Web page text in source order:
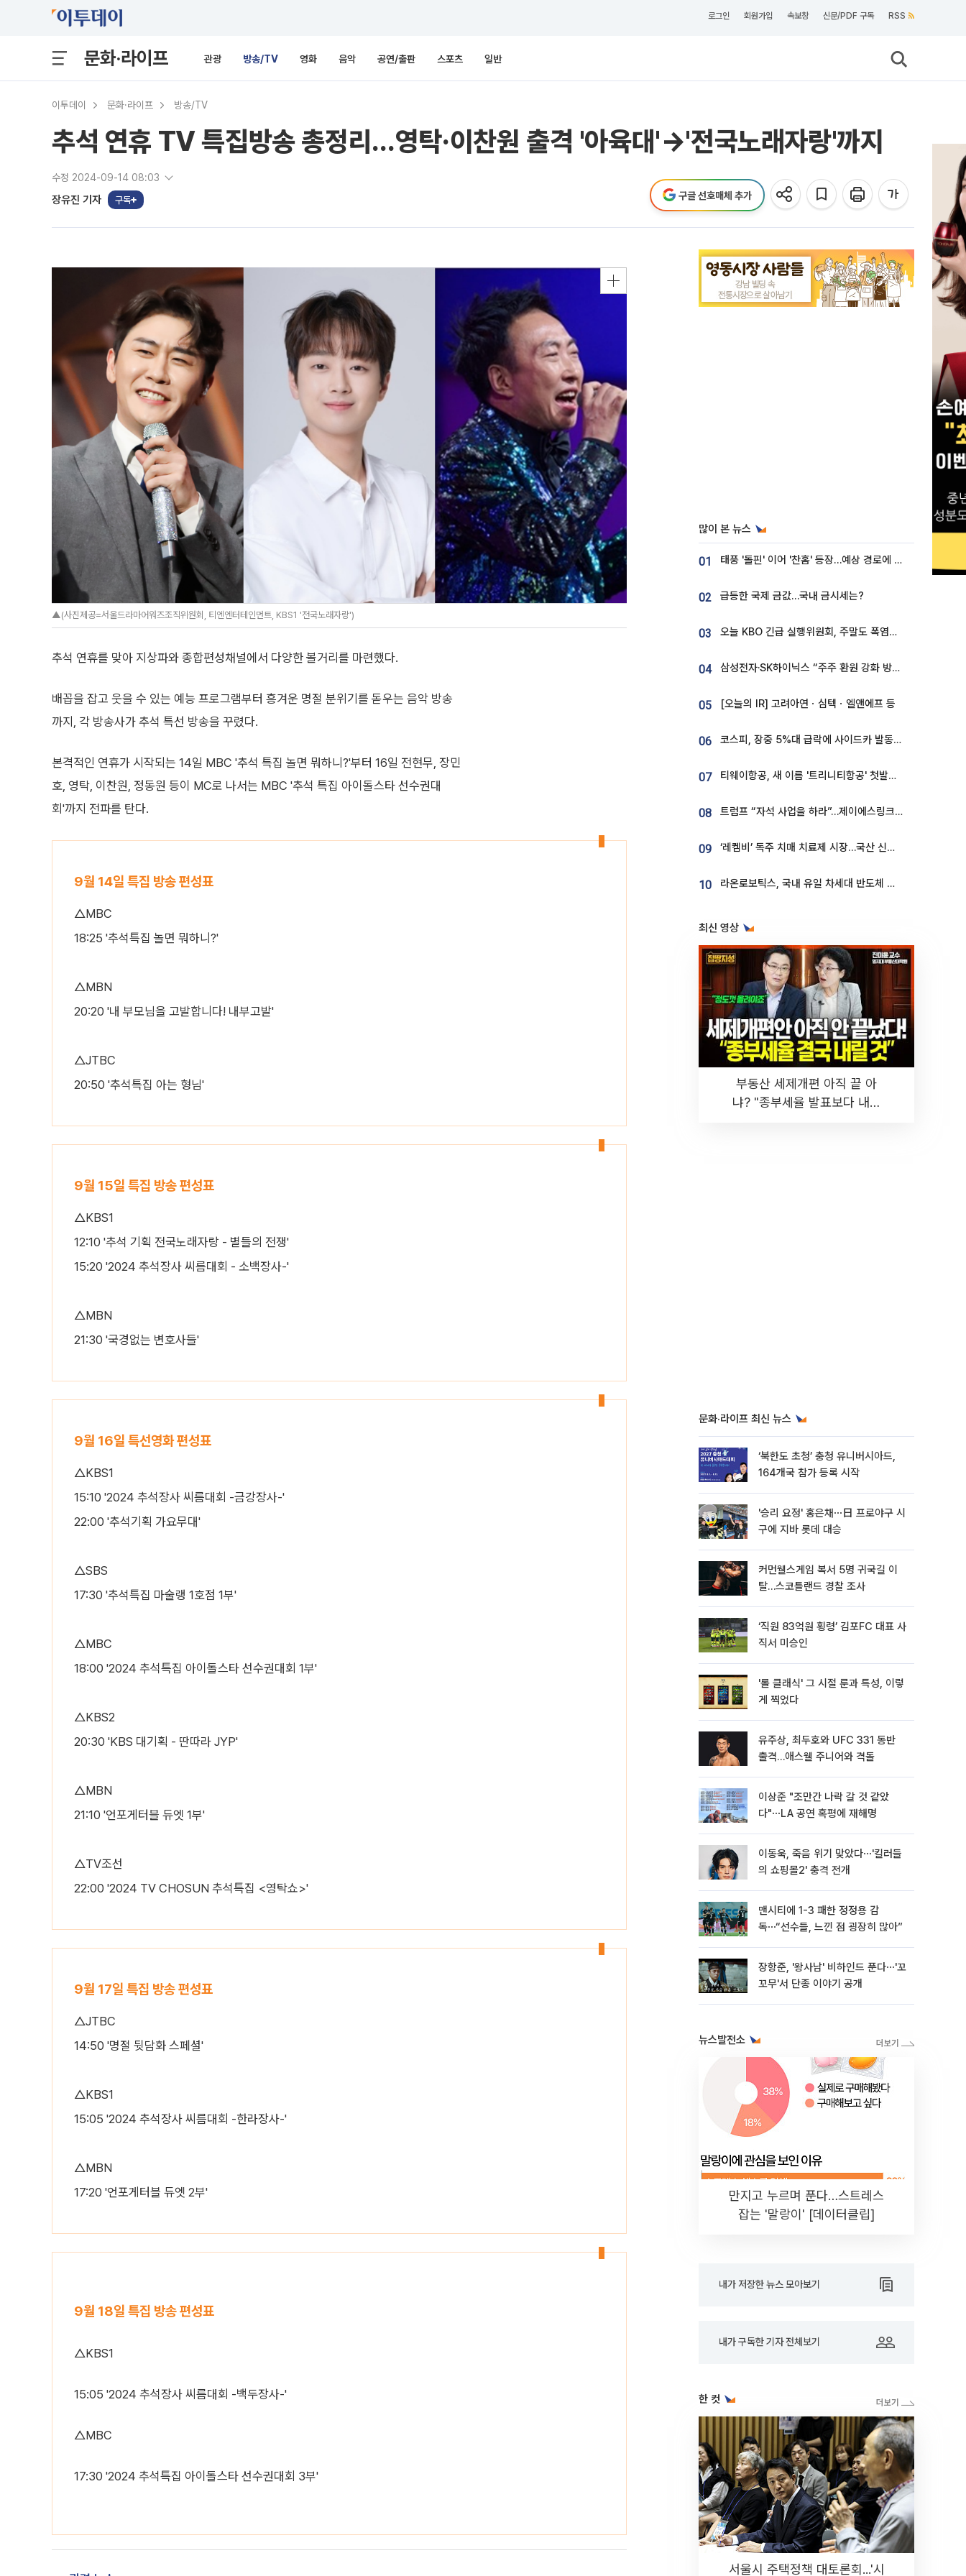
로그인 회원가입 속보창 신문/PDF 구독 RSS
문화·라이프 관광 방송/TV 영화 음악 공연/출판 스포츠 일반
이투데이 문화·라이프 방송/TV
추석 연휴 TV 특집방송 총정리…영탁·이찬원 출격 '아육대'→'전국노래자랑'까지
수정 2024-09-14 08:03
장유진 기자 구독 구글 선호매체 추가
▲(사진제공=서울드라마어워즈조직위원회, 티엔엔터테인먼트, KBS1 '전국노래자랑')
추석 연휴를 맞아 지상파와 종합편성채널에서 다양한 볼거리를 마련했다.
배꼽을 잡고 웃을 수 있는 예능 프로그램부터 흥겨운 명절 분위기를 돋우는 음악 방송
까지, 각 방송사가 추석 특선 방송을 꾸렸다.
본격적인 연휴가 시작되는 14일 MBC '추석 특집 놀면 뭐하니?'부터 16일 전현무, 장민
호, 영탁, 이찬원, 정동원 등이 MC로 나서는 MBC '추석 특집 아이돌스타 선수권대
회'까지 전파를 탄다.
9월 14일 특집 방송 편성표
△MBC
18:25 '추석특집 놀면 뭐하니?'
△MBN
20:20 '내 부모님을 고발합니다! 내부고발'
△JTBC
20:50 '추석특집 아는 형님'
9월 15일 특집 방송 편성표
△KBS1
12:10 '추석 기획 전국노래자랑 - 별들의 전쟁'
15:20 '2024 추석장사 씨름대회 - 소백장사-'
△MBN
21:30 '국경없는 변호사들'
9월 16일 특선영화 편성표
△KBS1
15:10 '2024 추석장사 씨름대회 -금강장사-'
22:00 '추석기획 가요무대'
△SBS
17:30 '추석특집 마술랭 1호점 1부'
△MBC
18:00 '2024 추석특집 아이돌스타 선수권대회 1부'
△KBS2
20:30 'KBS 대기획 - 딴따라 JYP'
△MBN
21:10 '언포게터블 듀엣 1부'
△TV조선
22:00 '2024 TV CHOSUN 추석특집 <영탁쇼>'
9월 17일 특집 방송 편성표
△JTBC
14:50 '명절 뒷담화 스페셜'
△KBS1
15:05 '2024 추석장사 씨름대회 -한라장사-'
△MBN
17:20 '언포게터블 듀엣 2부'
9월 18일 특집 방송 편성표
△KBS1
15:05 '2024 추석장사 씨름대회 -백두장사-'
△MBC
17:30 '2024 추석특집 아이돌스타 선수권대회 3부'
많이 본 뉴스
01 태풍 '돌핀' 이어 '찬홈' 등장…예상 경로에 한국 '한숨'
02 급등한 국제 금값…국내 금시세는?
03 오늘 KBO 긴급 실행위원회, 주말도 폭염취소 될까
04 삼성전자·SK하이닉스 “주주 환원 강화 방안 마련”
05 [오늘의 IR] 고려아연ㆍ심텍ㆍ엘앤에프 등
06 코스피, 장중 5%대 급락에 사이드카 발동…삼성·SK 동반 폭락
07 티웨이항공, 새 이름 '트리니티항공' 첫발…SSC 전략 본격화
08 트럼프 “자석 사업을 하라”…제이에스링크, 비중국 영구자석 공급망 구축 속도
09 ‘레켐비’ 독주 치매 치료제 시장…국산 신약 등장하나
10 라온로보틱스, 국내 유일 차세대 반도체 공정 로봇 개발 ‘고객사 테스트 진행’
최신 영상
부동산 세제개편 아직 끝 아
냐? "종부세율 발표보다 내릴
문화·라이프 최신 뉴스
‘북한도 초청’ 충청 유니버시아드,
164개국 참가 등록 시작
'승리 요정' 홍은채⋯日 프로야구 시
구에 지바 롯데 대승
커먼웰스게임 복서 5명 귀국길 이
탈…스코틀랜드 경찰 조사
‘직원 83억원 횡령’ 김포FC 대표 사
직서 미승인
'롤 클래식' 그 시절 룬과 특성, 이렇
게 찍었다
유주상, 최두호와 UFC 331 동반
출격…애스웰 주니어와 격돌
이상준 "조만간 나락 갈 것 같았
다"⋯LA 공연 혹평에 재해명
이동욱, 죽음 위기 맞았다⋯'킬러들
의 쇼핑몰2' 충격 전개
맨시티에 1-3 패한 정정용 감
독⋯“선수들, 느낀 점 굉장히 많아”
장항준, '왕사남' 비하인드 푼다⋯'꼬
꼬무'서 단종 이야기 공개
뉴스발전소
만지고 누르며 푼다…스트레스
잡는 '말랑이' [데이터클립]
내가 저장한 뉴스 모아보기
내가 구독한 기자 전체보기
한 컷
서울시 주택정책 대토론회...'시